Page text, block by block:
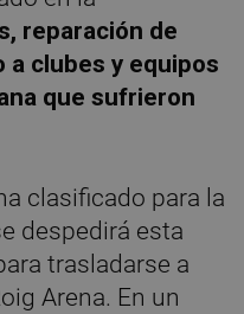
reparación de
clubes y equipos
que sufrieron
clasificado para la
despedirá esta
trasladarse a
Arena. En un